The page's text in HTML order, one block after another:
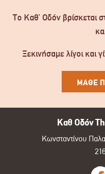
Το Καθ’ Οδόν βρίσκεται
Ξεκινήσαμε λίγοι και
ΜΑΘΕ
Καθ Οδόν
Κωνσταντίνου